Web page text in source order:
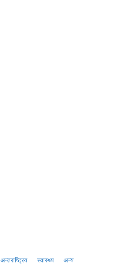
अन्तराष्ट्रिय स्वास्थ्य अन्य